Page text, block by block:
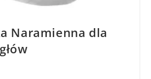
Naramienna dla